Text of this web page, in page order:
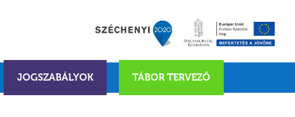
JOGSZABÁLYOK TÁBOR TERVEZŐ